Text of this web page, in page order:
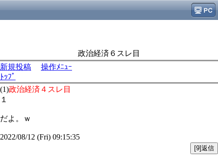
政治経済６スレ目
新規投稿
操作ﾒﾆｭｰ
ﾄｯﾌﾟ
(1)政治経済４スレ目
１
だよ。ｗ
2022/08/12 (Fri) 09:15:35